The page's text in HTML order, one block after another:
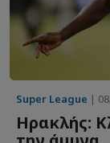
Super League |
Ηρακλής: